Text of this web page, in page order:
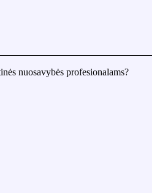
nuosavybės profesionalams?